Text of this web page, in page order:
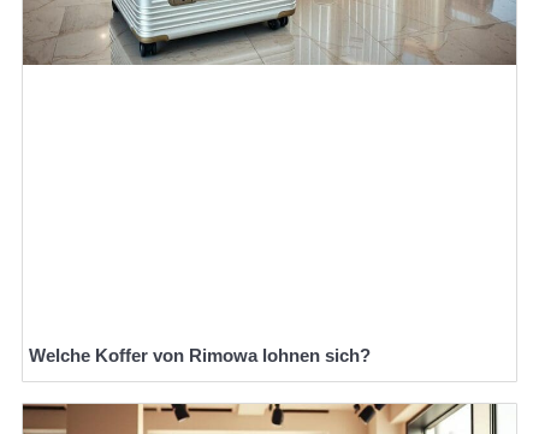
Welche Koffer von Rimowa lohnen sich?